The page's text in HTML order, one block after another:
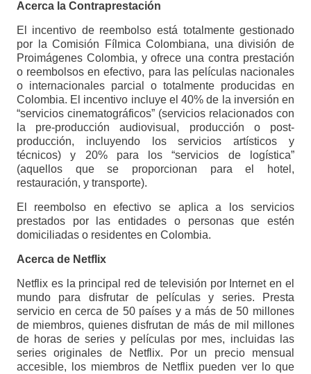
Acerca la Contraprestación
El incentivo de reembolso está totalmente gestionado
por la Comisión Fílmica Colombiana, una división de
Proimágenes Colombia, y ofrece una contra prestación
o reembolsos en efectivo, para las películas nacionales
o internacionales parcial o totalmente producidas en
Colombia. El incentivo incluye el 40% de la inversión en
“servicios cinematográficos” (servicios relacionados con
la pre-producción audiovisual, producción o post-
producción, incluyendo los servicios artísticos y
técnicos) y 20% para los “servicios de logística”
(aquellos que se proporcionan para el hotel,
restauración, y transporte).
El reembolso en efectivo se aplica a los servicios
prestados por las entidades o personas que estén
domiciliadas o residentes en Colombia.
Acerca de Netflix
Netflix es la principal red de televisión por Internet en el
mundo para disfrutar de películas y series. Presta
servicio en cerca de 50 países y a más de 50 millones
de miembros, quienes disfrutan de más de mil millones
de horas de series y películas por mes, incluidas las
series originales de Netflix. Por un precio mensual
accesible, los miembros de Netflix pueden ver lo que